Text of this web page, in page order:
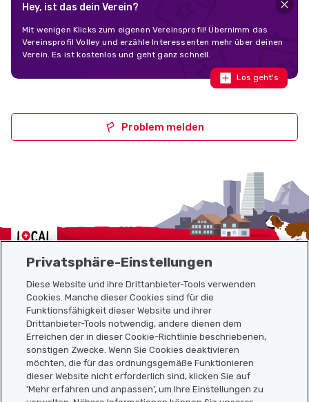
Hey, ist das dein Verein?
Mit wenigen Klicks zum eigenen Vereinsprofil! Übernimm das
Vereinsprofil Volley und erzähle Interessenten mehr über deinen
Verein. Es ist kostenlos und geht ganz schnell.
Los geht's
Problem melden
Localcities
Sitemap
Nützliche Links
Localcities App herunterladen
Privatsphäre-Einstellungen
Diese Website und ihre Drittanbieter-Tools verwenden
Cookies. Manche dieser Cookies sind für die
Funktionsfähigkeit dieser Website und ihrer
Drittanbieter-Tools notwendig, andere dienen dem
Erreichen der in dieser Cookie-Richtlinie beschriebenen,
sonstigen Zwecke. Wenn Sie Cookies deaktivieren
möchten, die für das ordnungsgemäße Funktionieren
dieser Website nicht erforderlich sind, klicken Sie auf
'Mehr erfahren und anpassen', um Ihre Einstellungen zu